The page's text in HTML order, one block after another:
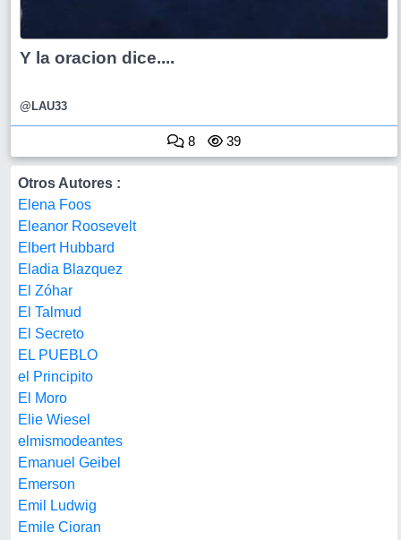
Y la oracion dice....
@LAU33
8 39
Otros Autores :
Elena Foos
Eleanor Roosevelt
Elbert Hubbard
Eladia Blazquez
El Zóhar
El Talmud
El Secreto
EL PUEBLO
el Principito
El Moro
Elie Wiesel
elmismodeantes
Emanuel Geibel
Emerson
Emil Ludwig
Emile Cioran